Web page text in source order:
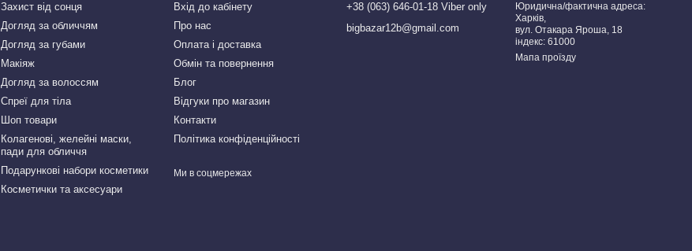
Захист від сонця
Догляд за обличчям
Догляд за губами
Макіяж
Догляд за волоссям
Спреї для тіла
Шоп товари
Колагенові, желейні маски,
пади для обличчя
Подарункові набори косметики
Косметички та аксесуари
Вхід до кабінету
Про нас
Оплата і доставка
Обмін та повернення
Блог
Відгуки про магазин
Контакти
Політика конфіденційності
Ми в соцмережах
+38 (063) 646-01-18 Viber only
bigbazar12b@gmail.com
Юридична/фактична адреса:
Харків,
вул. Отакара Яроша, 18
індекс: 61000
Мапа проїзду